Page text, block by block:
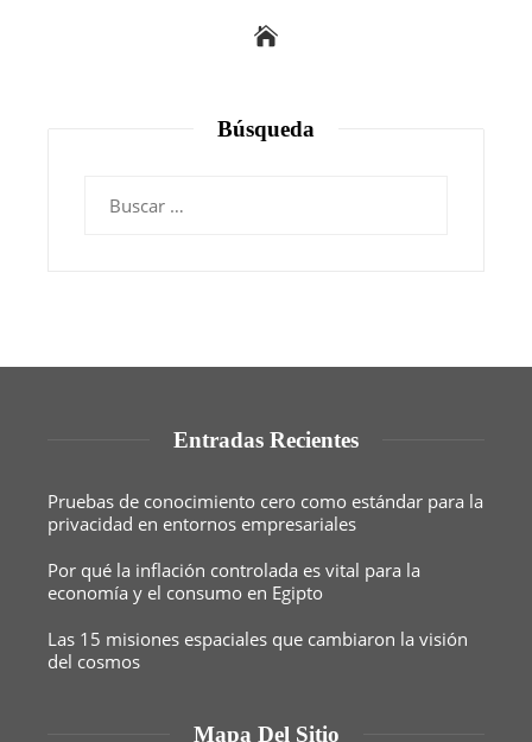
Búsqueda
Entradas Recientes
Pruebas de conocimiento cero como estándar para la
privacidad en entornos empresariales
Por qué la inflación controlada es vital para la
economía y el consumo en Egipto
Las 15 misiones espaciales que cambiaron la visión
del cosmos
Mapa Del Sitio